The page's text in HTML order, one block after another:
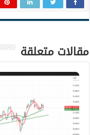
مقالات متعلقة